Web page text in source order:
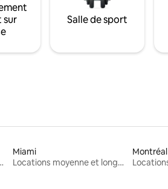
sur
Salle de sport
longue durée
Miami
Locations moyenne et longue durée
Montréal